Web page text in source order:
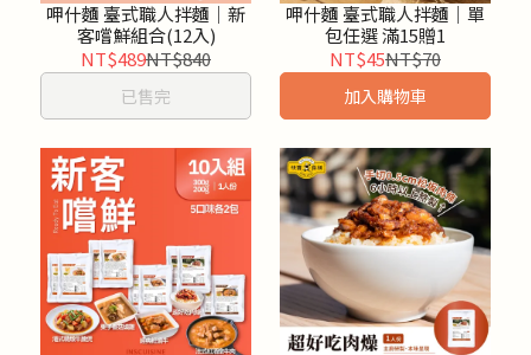
呷什麵 臺式職人拌麵│新
客嚐鮮組合(12入)
NT$489NT$840
已售完
呷什麵 臺式職人拌麵│單
包任選 滿15贈1
NT$45NT$70
加入購物車